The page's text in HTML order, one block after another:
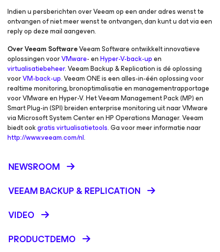
Indien u persberichten over Veeam op een ander adres wenst te
ontvangen of niet meer wenst te ontvangen, dan kunt u dat via een
reply op deze mail aangeven.
Over Veeam SoftwareVeeam Software ontwikkelt innovatieve
oplossingen voorVMware- enHyper-V-back-upen
virtualisatiebeheer. Veeam Backup & Replication is dé oplossing
voorVM-back-up. Veeam ONE is een alles-in-één oplossing voor
realtime monitoring, bronoptimalisatie en managementrapportage
voor VMware en Hyper-V. Het Veeam Management Pack (MP) en
Smart Plug-in (SPI) breiden enterprise monitoring uit naar VMware
via Microsoft System Center en HP Operations Manager. Veeam
biedt ookgratis virtualisatietools. Ga voor meer informatie naar
http://www.veeam.com/nl.
NEWSROOM
VEEAM BACKUP &REPLICATION
VIDEO
PRODUCTDEMO